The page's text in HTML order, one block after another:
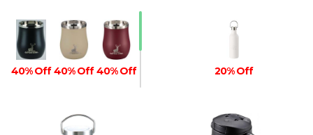
40% Off 40% Off 40% Off 20% Off